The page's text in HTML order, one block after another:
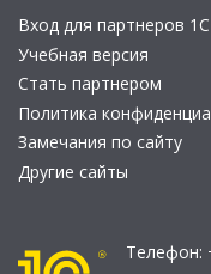
Вход для партнеров 1С
Учебная версия
Стать партнером
Политика
Замечания по сайту
Другие сайты
Телефон: